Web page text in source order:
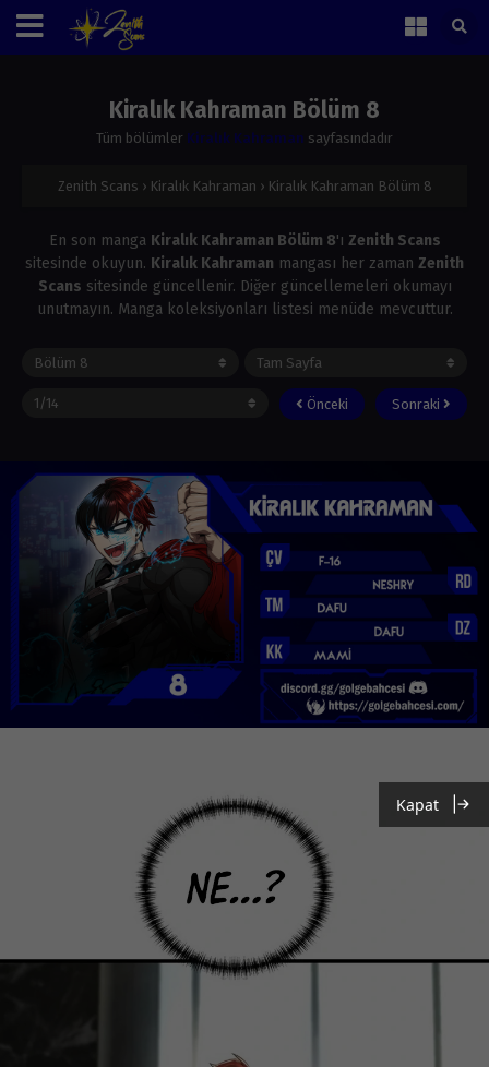
Kiralık Kahraman Bölüm 8
Tüm bölümler Kiralık Kahraman sayfasındadır
Zenith Scans › Kiralık Kahraman › Kiralık Kahraman Bölüm 8
En son manga Kiralık Kahraman Bölüm 8'ı Zenith Scans
sitesinde okuyun. Kiralık Kahraman mangası her zaman Zenith
Scans sitesinde güncellenir. Diğer güncellemeleri okumayı
unutmayın. Manga koleksiyonları listesi menüde mevcuttur.
Önceki Sonraki
Kapat